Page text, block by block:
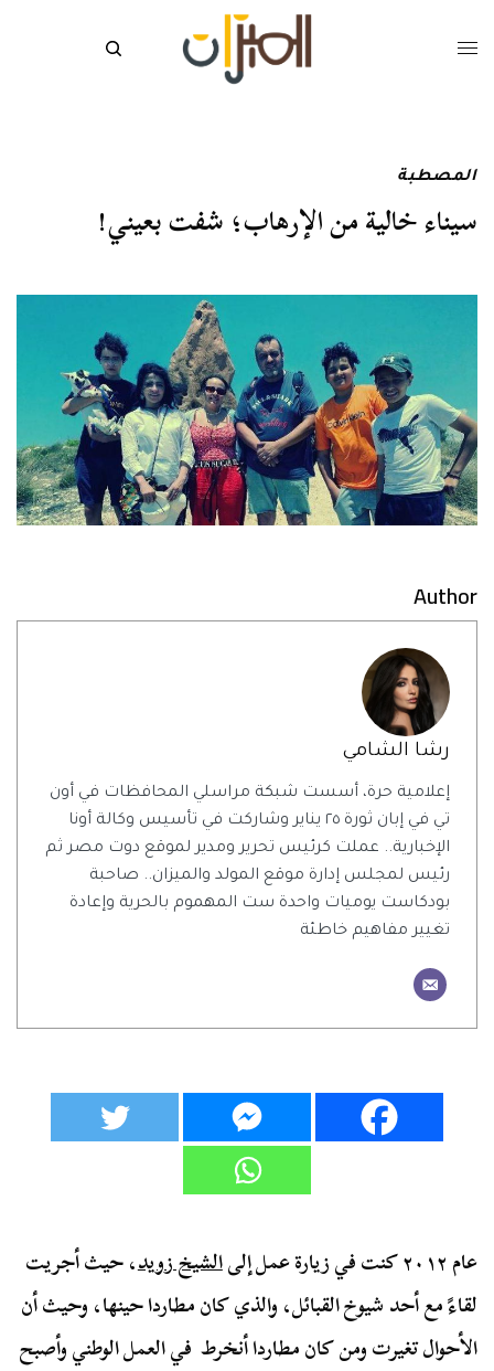
المصطبة
سيناء خالية من الإرهاب؛ شفت بعيني!
Author
رشا الشامي
إعلامية حرة، أسست شبكة مراسلي المحافظات في أون
تي في إبان ثورة ٢٥ يناير وشاركت في تأسيس وكالة أونا
الإخبارية.. عملت كرئيس تحرير ومدير لموقع دوت مصر ثم
رئيس لمجلس إدارة موقع المولد والميزان.. صاحبة
بودكاست يوميات واحدة ست المهموم بالحرية وإعادة
تغيير مفاهيم خاطئة
عام ٢٠١٢ كنت في زيارة عمل إلى الشيخ زويد، حيث أجريت
لقاءً مع أحد شيوخ القبائل، والذي كان مطاردا حينها، وحيث أن
الأحوال تغيرت ومن كان مطاردا أنخرط في العمل الوطني وأصبح